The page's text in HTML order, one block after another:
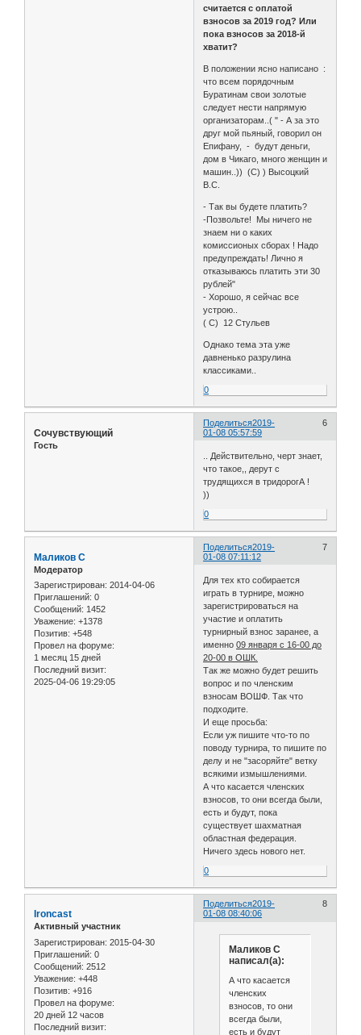
считается с оплатой
взносов за 2019 год? Или
пока взносов за 2018-й
хватит?
В положении ясно написано :
что всем порядочным
Буратинам свои золотые
следует нести напрямую
организаторам..( " - А за это
друг мой пьяный, говорил он
Епифану, - будут деньги,
дом в Чикаго, много женщин и
машин..)) (С) ) Высоцкий
В.С.
- Так вы будете платить?
-Позвольте! Мы ничего не
знаем ни о каких
комиссионых сборах ! Надо
предупреждать! Лично я
отказываюсь платить эти 30
рублей"
- Хорошо, я сейчас все
устрою..
( С) 12 Стульев
Однако тема эта уже
давненько разрулина
классиками..
0
Поделиться 6
2019-
01-08 05:57:59
Сочувствующий
Гость
.. Действительно, черт знает,
что такое,, дерут с
трудящихся в тридорогА !
))
0
Поделиться 7
2019-
01-08 07:11:12
Маликов С
Модератор
Зарегистрирован: 2014-04-06
Приглашений: 0
Сообщений: 1452
Уважение: +1378
Позитив: +548
Провел на форуме:
1 месяц 15 дней
Последний визит:
2025-04-06 19:29:05
Для тех кто собирается
играть в турнире, можно
зарегистрироваться на
участие и оплатить
турнирный взнос заранее, а
именно09 января с 16-00 до
20-00 в ОШК.
Так же можно будет решить
вопрос и по членским
взносам ВОШФ. Так что
подходите.
И еще просьба:
Если уж пишите что-то по
поводу турнира, то пишите по
делу и не "засоряйте" ветку
всякими измышлениями.
А что касается членских
взносов, то они всегда были,
есть и будут, пока
существует шахматная
областная федерация.
Ничего здесь нового нет.
0
Поделиться 8
2019-
01-08 08:40:06
Ironcast
Активный участник
Зарегистрирован: 2015-04-30
Приглашений: 0
Сообщений: 2512
Уважение: +448
Позитив: +916
Провел на форуме:
20 дней 12 часов
Последний визит:
Маликов С
написал(а):
А что касается
членских
взносов, то они
всегда были,
есть и будут